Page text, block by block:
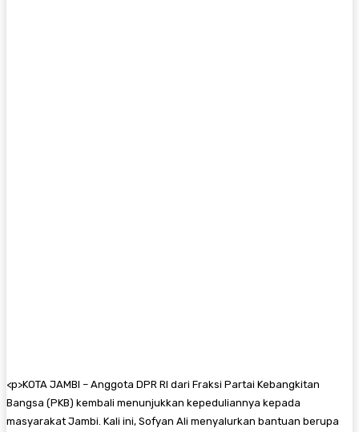
<p>KOTA JAMBI – Anggota DPR RI dari Fraksi Partai Kebangkitan
Bangsa (PKB) kembali menunjukkan kepeduliannya kepada
masyarakat Jambi. Kali ini, Sofyan Ali menyalurkan bantuan berupa